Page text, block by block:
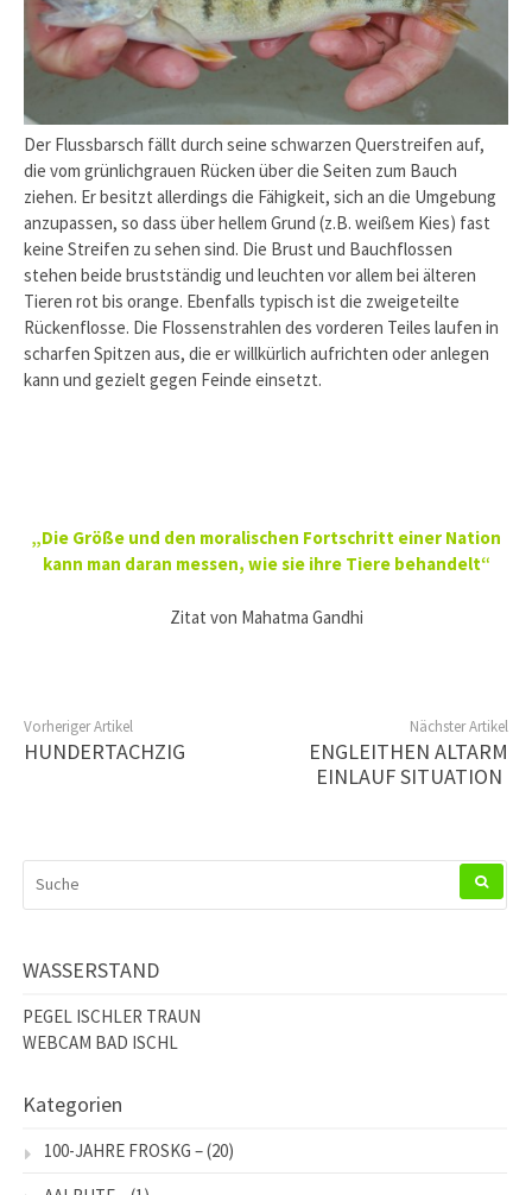
Der Flussbarsch fällt durch seine schwarzen Querstreifen auf,
die vom grünlichgrauen Rücken über die Seiten zum Bauch
ziehen. Er besitzt allerdings die Fähigkeit, sich an die Umgebung
anzupassen, so dass über hellem Grund (z.B. weißem Kies) fast
keine Streifen zu sehen sind. Die Brust und Bauchflossen
stehen beide brustständig und leuchten vor allem bei älteren
Tieren rot bis orange. Ebenfalls typisch ist die zweigeteilte
Rückenflosse. Die Flossenstrahlen des vorderen Teiles laufen in
scharfen Spitzen aus, die er willkürlich aufrichten oder anlegen
kann und gezielt gegen Feinde einsetzt.
„Die Größe und den moralischen Fortschritt einer Nation
kann man daran messen, wie sie ihre Tiere behandelt“
Zitat von Mahatma Gandhi
Vorheriger Artikel
HUNDERTACHZIG
Nächster Artikel
ENGLEITHEN ALTARM
EINLAUF SITUATION
NACH:
WASSERSTAND
PEGEL ISCHLER TRAUN
WEBCAM BAD ISCHL
Kategorien
100-JAHRE FROSKG –(20)